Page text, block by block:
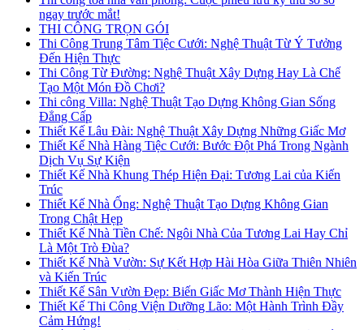
ngay trước mắt!
THI CÔNG TRỌN GÓI
Thi Công Trung Tâm Tiệc Cưới: Nghệ Thuật Từ Ý Tưởng
Đến Hiện Thực
Thi Công Từ Đường: Nghệ Thuật Xây Dựng Hay Là Chế
Tạo Một Món Đồ Chơi?
Thi công Villa: Nghệ Thuật Tạo Dựng Không Gian Sống
Đẳng Cấp
Thiết Kế Lâu Đài: Nghệ Thuật Xây Dựng Những Giấc Mơ
Thiết Kế Nhà Hàng Tiệc Cưới: Bước Đột Phá Trong Ngành
Dịch Vụ Sự Kiện
Thiết Kế Nhà Khung Thép Hiện Đại: Tương Lai của Kiến
Trúc
Thiết Kế Nhà Ống: Nghệ Thuật Tạo Dựng Không Gian
Trong Chật Hẹp
Thiết Kế Nhà Tiền Chế: Ngôi Nhà Của Tương Lai Hay Chỉ
Là Một Trò Đùa?
Thiết Kế Nhà Vườn: Sự Kết Hợp Hài Hòa Giữa Thiên Nhiên
và Kiến Trúc
Thiết Kế Sân Vườn Đẹp: Biến Giấc Mơ Thành Hiện Thực
Thiết Kế Thi Công Viện Dưỡng Lão: Một Hành Trình Đầy
Cảm Hứng!